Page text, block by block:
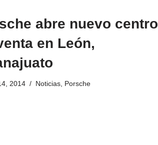
abre nuevo centro
en León,
2014 Noticias, Porsche